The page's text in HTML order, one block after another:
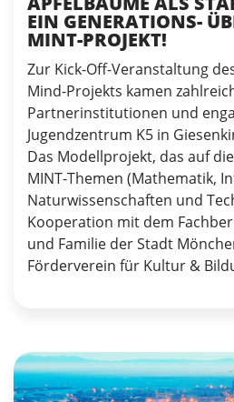
EIN GENERATIONS-
MINT-PROJEKT!
Zur Kick-Off-Veranstaltung
Mind-Projekts kamen
Partnerinstitutionen und
Jugendzentrum K5 in
Das Modellprojekt, das auf
MINT-Themen (Mathematik,
Naturwissenschaften und
Kooperation mit dem
und Familie der Stadt
Förderverein für Kultur &